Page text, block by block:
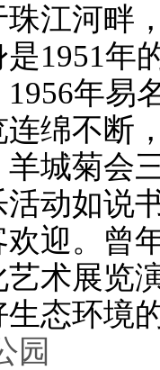
江河畔
1951年
年易
绵不断
城菊会
动如说
迎。曾
艺术展览
态环境
园